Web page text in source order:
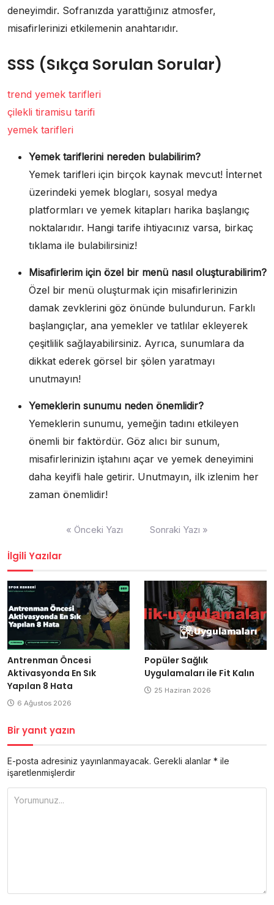
deneyimdir. Sofranızda yarattığınız atmosfer,
misafirlerinizi etkilemenin anahtarıdır.
SSS (Sıkça Sorulan Sorular)
trend yemek tarifleri
çilekli tiramisu tarifi
yemek tarifleri
Yemek tariflerini nereden bulabilirim?
Yemek tarifleri için birçok kaynak mevcut! İnternet
üzerindeki yemek blogları, sosyal medya
platformları ve yemek kitapları harika başlangıç
noktalarıdır. Hangi tarife ihtiyacınız varsa, birkaç
tıklama ile bulabilirsiniz!
Misafirlerim için özel bir menü nasıl oluşturabilirim?
Özel bir menü oluşturmak için misafirlerinizin
damak zevklerini göz önünde bulundurun. Farklı
başlangıçlar, ana yemekler ve tatlılar ekleyerek
çeşitlilik sağlayabilirsiniz. Ayrıca, sunumlara da
dikkat ederek görsel bir şölen yaratmayı
unutmayın!
Yemeklerin sunumu neden önemlidir?
Yemeklerin sunumu, yemeğin tadını etkileyen
önemli bir faktördür. Göz alıcı bir sunum,
misafirlerinizin iştahını açar ve yemek deneyimini
daha keyifli hale getirir. Unutmayın, ilk izlenim her
zaman önemlidir!
« Önceki Yazı Sonraki Yazı »
İlgili Yazılar
Antrenman Öncesi
Aktivasyonda En Sık
Yapılan 8 Hata
6 Ağustos 2026
Popüler Sağlık
Uygulamaları ile Fit Kalın
25 Haziran 2026
Bir yanıt yazın
E-posta adresiniz yayınlanmayacak. Gerekli alanlar * ile
işaretlenmişlerdir